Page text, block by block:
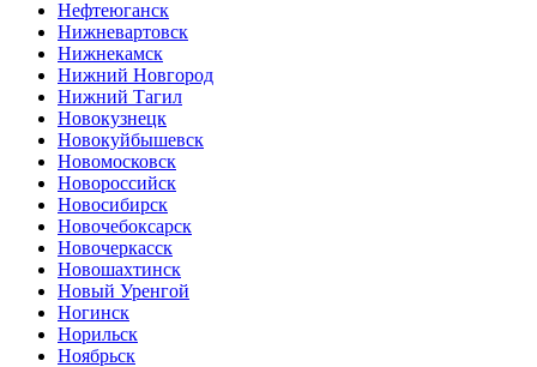
Нефтеюганск
Нижневартовск
Нижнекамск
Нижний Новгород
Нижний Тагил
Новокузнецк
Новокуйбышевск
Новомосковск
Новороссийск
Новосибирск
Новочебоксарск
Новочеркасск
Новошахтинск
Новый Уренгой
Ногинск
Норильск
Ноябрьск